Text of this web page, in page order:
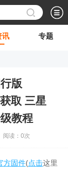
讯 专题
版
取 三星
教程
阅读： 0次
方固件(点击这里